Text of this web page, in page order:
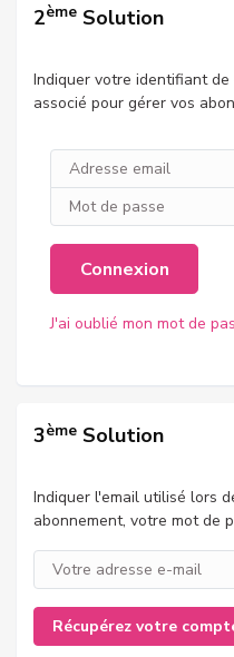
2ème Solution
Indiquer votre identifiant
associé pour gérer vos
Connexion
J'ai oublié mon mot de
3ème Solution
Indiquer l'email utilisé lors
abonnement, votre mot de
Récupérez votre